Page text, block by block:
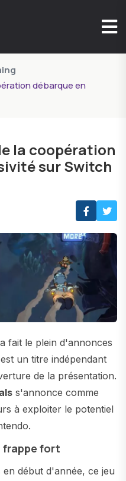
débarque en
la coopération
sur Switch
fait le plein d'annonces
un titre indépendant
de la présentation.
s'annonce comme
à exploiter le potentiel
frappe fort
début d'année, ce jeu